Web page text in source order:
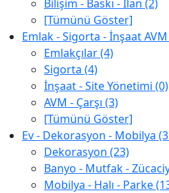
Bilişim - Baskı - İlan (2)
[Tümünü Göster]
Emlak - Sigorta - İnşaat
Emlakçılar (4)
Sigorta (4)
İnşaat - Site Yönetimi (0)
AVM - Çarşı (3)
[Tümünü Göster]
Ev - Dekorasyon - Mobilya
Dekorasyon (23)
Banyo - Mutfak -
Mobilya - Halı - Parke